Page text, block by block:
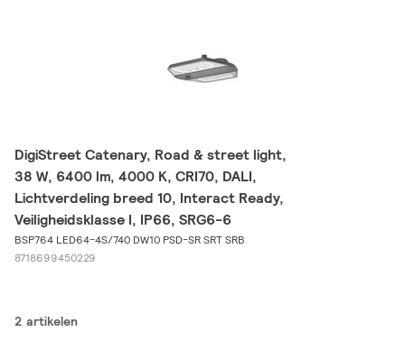
DigiStreet Catenary, Road & street light,
38 W, 6400 lm, 4000 K, CRI70, DALI,
Lichtverdeling breed 10, Interact Ready,
Veiligheidsklasse I, IP66, SRG6-6
BSP764 LED64-4S/740 DW10 PSD-SR SRT SRB
8718699450229
2 artikelen